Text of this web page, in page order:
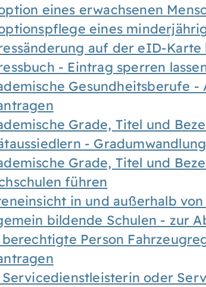
eines erwachsenen
eines
auf der eID-Karte
- Eintrag sperren
Gesundheitsberufe
Grade, Titel und
-
Grade, Titel und
führen
in und außerhalb
bildende Schulen - zur
berechtigte Person
Servicedienstleisterin oder